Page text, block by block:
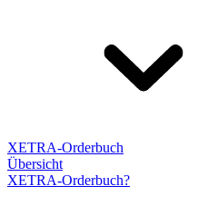
XETRA-Orderbuch
Übersicht
XETRA-Orderbuch?